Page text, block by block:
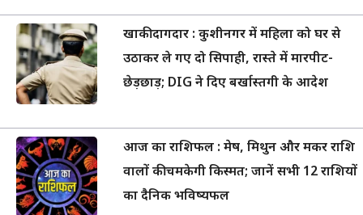
खाकी दागदार : कुशीनगर में महिला को घर से
उठाकर ले गए दो सिपाही, रास्ते में मारपीट-
छेड़छाड़; DIG ने दिए बर्खास्तगी के आदेश
आज का राशिफल : मेष, मिथुन और मकर राशि
वालों की चमकेगी किस्मत; जानें सभी 12 राशियों
का दैनिक भविष्यफल